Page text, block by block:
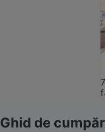
Ghid de